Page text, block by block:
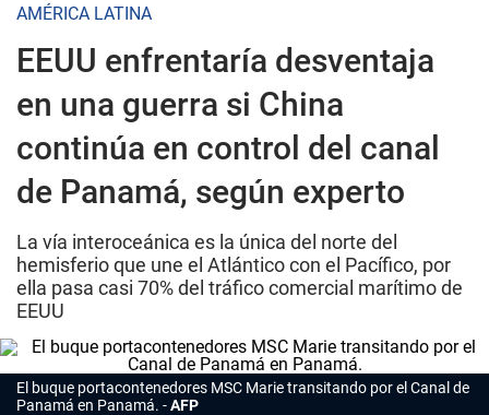
AMÉRICA LATINA
EEUU enfrentaría desventaja
en una guerra si China
continúa en control del canal
de Panamá, según experto
La vía interoceánica es la única del norte del
hemisferio que une el Atlántico con el Pacífico, por
ella pasa casi 70% del tráfico comercial marítimo de
EEUU
El buque portacontenedores MSC Marie transitando por el Canal de
Panamá en Panamá.
AFP